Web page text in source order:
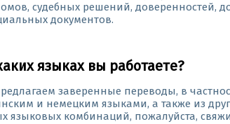
судебных решений, доверенностей,
документов.
языках вы работаете?
заверенные переводы, в
и немецким языками, а также из
языковых комбинаций, пожалуйста,